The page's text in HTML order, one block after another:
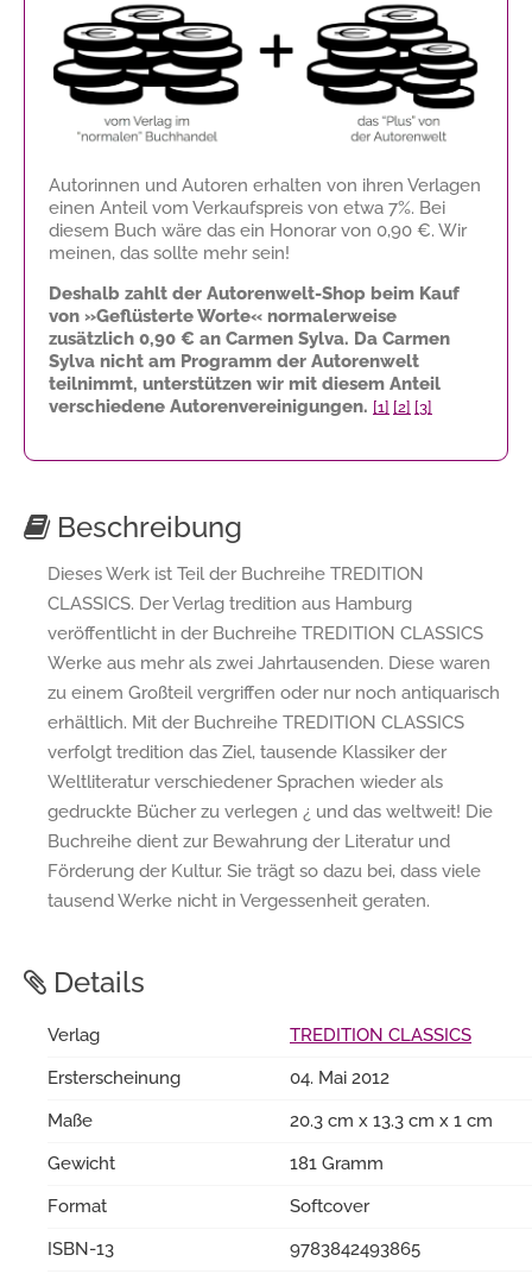
Autorinnen und Autoren erhalten von ihren Verlagen
einen Anteil vom Verkaufspreis von etwa 7%. Bei
diesem Buch wäre das ein Honorar von 0,90 €. Wir
meinen, das sollte mehr sein!
Deshalb zahlt der Autorenwelt-Shop beim Kauf
von »Geflüsterte Worte« normalerweise
zusätzlich 0,90 € an Carmen Sylva. Da Carmen
Sylva nicht am Programm der Autorenwelt
teilnimmt, unterstützen wir mit diesem Anteil
verschiedene Autorenvereinigungen. [1] [2] [3]
Beschreibung
Dieses Werk ist Teil der Buchreihe TREDITION
CLASSICS. Der Verlag tredition aus Hamburg
veröffentlicht in der Buchreihe TREDITION CLASSICS
Werke aus mehr als zwei Jahrtausenden. Diese waren
zu einem Großteil vergriffen oder nur noch antiquarisch
erhältlich. Mit der Buchreihe TREDITION CLASSICS
verfolgt tredition das Ziel, tausende Klassiker der
Weltliteratur verschiedener Sprachen wieder als
gedruckte Bücher zu verlegen ¿ und das weltweit! Die
Buchreihe dient zur Bewahrung der Literatur und
Förderung der Kultur. Sie trägt so dazu bei, dass viele
tausend Werke nicht in Vergessenheit geraten.
Details
Verlag
TREDITION CLASSICS
Ersterscheinung
04. Mai 2012
Maße
20.3 cm x 13.3 cm x 1 cm
Gewicht
181 Gramm
Format
Softcover
ISBN-13
9783842493865